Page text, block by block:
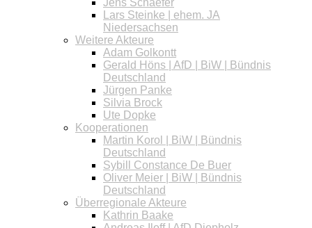
Jens Schaefer
Lars Steinke | ehem. JA
Niedersachsen
Weitere Akteure
Adam Golkontt
Gerald Höns | AfD | BiW | Bündnis
Deutschland
Jürgen Panke
Silvia Brock
Ute Dopke
Kooperationen
Martin Korol | BiW | Bündnis
Deutschland
Sybill Constance De Buer
Oliver Meier | BiW | Bündnis
Deutschland
Überregionale Akteure
Kathrin Baake